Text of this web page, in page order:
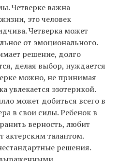
Четверке важна
это человек
Четверка может
от эмоционального.
решение, долго
делая выбор, нуждается
можно, не принимая
увлекается эзотерикой.
может добиться всего в
в свои силы. Ребенок в
верность, любит
актерским талантом.
решения.